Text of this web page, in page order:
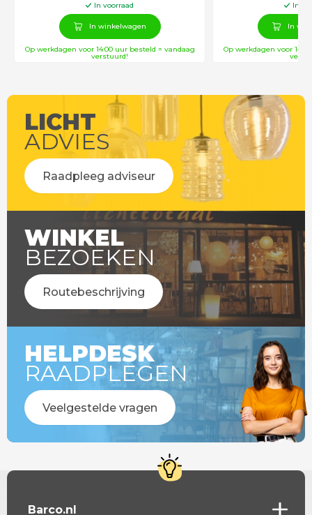
In voorraad
In winkelwagen
Op werkdagen voor 14:00 uur besteld = vandaag
verstuurd!
In
In
Op werkdagen voor
LICHT
ADVIES
Raadpleeg adviseur
WINKEL
BEZOEKEN
Routebeschrijving
HELPDESK
RAADPLEGEN
Veelgestelde vragen
Barco.nl